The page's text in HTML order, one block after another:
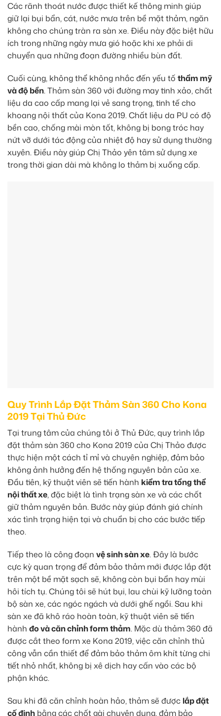
Các rãnh thoát nước được thiết kế thông minh giúp
giữ lại bụi bẩn, cát, nước mưa trên bề mặt thảm, ngăn
không cho chúng tràn ra sàn xe. Điều này đặc biệt hữu
ích trong những ngày mưa gió hoặc khi xe phải di
chuyển qua những đoạn đường nhiều bùn đất.
Cuối cùng, không thể không nhắc đến yếu tố thẩm mỹ
và độ bền. Thảm sàn 360 với đường may tinh xảo, chất
liệu da cao cấp mang lại vẻ sang trọng, tinh tế cho
khoang nội thất của Kona 2019. Chất liệu da PU có độ
bền cao, chống mài mòn tốt, không bị bong tróc hay
nứt vỡ dưới tác động của nhiệt độ hay sử dụng thường
xuyên. Điều này giúp Chị Thảo yên tâm sử dụng xe
trong thời gian dài mà không lo thảm bị xuống cấp.
Quy Trình Lắp Đặt Thảm Sàn 360 Cho Kona
2019 Tại Thủ Đức
Tại trung tâm của chúng tôi ở Thủ Đức, quy trình lắp
đặt thảm sàn 360 cho Kona 2019 của Chị Thảo được
thực hiện một cách tỉ mỉ và chuyên nghiệp, đảm bảo
không ảnh hưởng đến hệ thống nguyên bản của xe.
Đầu tiên, kỹ thuật viên sẽ tiến hành kiểm tra tổng thể
nội thất xe, đặc biệt là tình trạng sàn xe và các chốt
giữ thảm nguyên bản. Bước này giúp đánh giá chính
xác tình trạng hiện tại và chuẩn bị cho các bước tiếp
theo.
Tiếp theo là công đoạn vệ sinh sàn xe. Đây là bước
cực kỳ quan trọng để đảm bảo thảm mới được lắp đặt
trên một bề mặt sạch sẽ, không còn bụi bẩn hay mùi
hôi tích tụ. Chúng tôi sẽ hút bụi, lau chùi kỹ lưỡng toàn
bộ sàn xe, các ngóc ngách và dưới ghế ngồi. Sau khi
sàn xe đã khô ráo hoàn toàn, kỹ thuật viên sẽ tiến
hành đo và căn chỉnh form thảm. Mặc dù thảm 360 đã
được cắt theo form xe Kona 2019, việc căn chỉnh thủ
công vẫn cần thiết để đảm bảo thảm ôm khít từng chi
tiết nhỏ nhất, không bị xê dịch hay cấn vào các bộ
phận khác.
Sau khi đã căn chỉnh hoàn hảo, thảm sẽ được lắp đặt
cố định bằng các chốt gài chuyên dụng, đảm bảo